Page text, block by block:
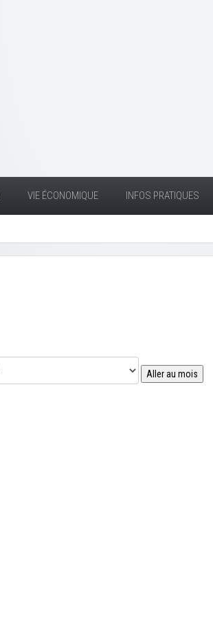
VIE ÉCONOMIQUE INFOS PRATIQUES
Aller au mois